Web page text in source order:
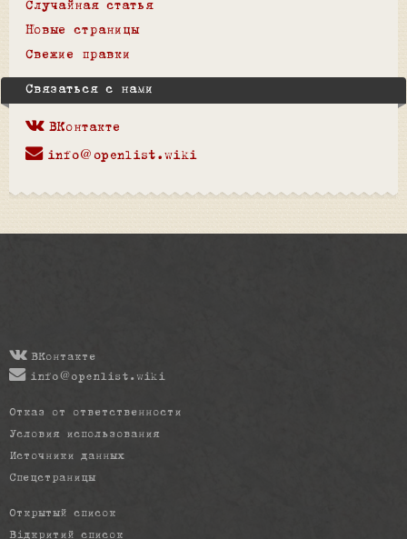
Случайная статья
Новые страницы
Свежие правки
Связаться с нами
ВКонтакте
info@openlist.wiki
ВКонтакте
info@openlist.wiki
Отказ от ответственности
Условия использования
Источники данных
Спецстраницы
Открытый список
Відкритий список